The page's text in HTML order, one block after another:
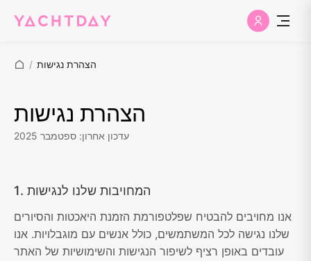
/ הצהרת נגישות
הצהרת נגישות
עדכון אחרון: ספטמבר 2025
1. המחויבות שלנו לנגישות
אנו מחויבים להבטיח שפלטפורמת הזמנת היאכטות והסיורים
שלנו נגישה לכל המשתמשים, כולל אנשים עם מוגבלויות. אנו
עובדים באופן רציף לשיפור הנגישות והשימושיות של האתר